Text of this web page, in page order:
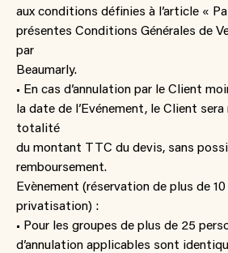
aux conditions définies à l’article «
présentes Conditions Générales de
par
Beaumarly.
• En cas d’annulation par le Client
la date de l’Evénement, le Client
totalité
du montant TTC du devis, sans
remboursement.
Evènement (réservation de plus de
privatisation) :
• Pour les groupes de plus de 25
d’annulation applicables sont